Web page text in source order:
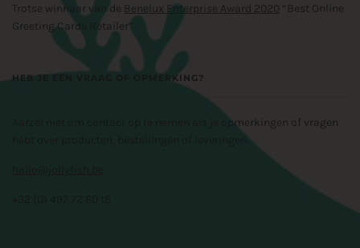
Trotse winnaar van de Benelux Enterprise Award 2020 “Best Online
Greeting Cards Retailer”
HEB JE EEN VRAAG OF OPMERKING?
Aarzel niet om contact op te nemen als je opmerkingen of vragen
hebt over producten, bestellingen of leveringen.